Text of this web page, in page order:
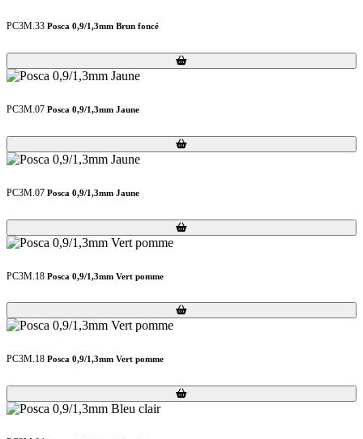
PC3M.33 Posca 0,9/1,3mm Brun foncé
Loading...
Loading...
PC3M.07 Posca 0,9/1,3mm Jaune
Loading...
Loading...
PC3M.07 Posca 0,9/1,3mm Jaune
Loading...
Loading...
PC3M.18 Posca 0,9/1,3mm Vert pomme
Loading...
Loading...
PC3M.18 Posca 0,9/1,3mm Vert pomme
Loading...
Loading...